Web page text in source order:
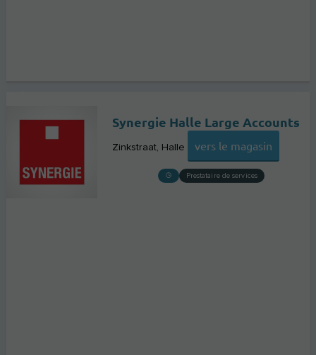
Synergie Halle Large Accounts
Zinkstraat Halle vers le magasin
Prestataire de services